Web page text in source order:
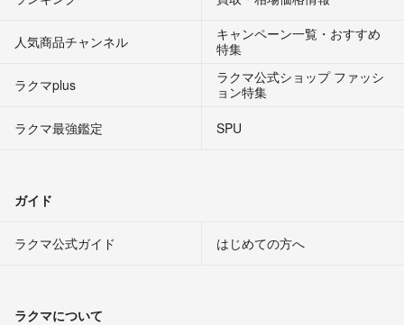
人気商品チャンネル
キャンペーン一覧・おすすめ
特集
ラクマplus
ラクマ公式ショップ ファッシ
ョン特集
ラクマ最強鑑定
SPU
ガイド
ラクマ公式ガイド はじめての方へ
ラクマについて